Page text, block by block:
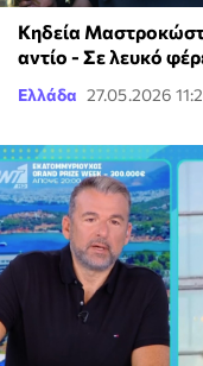
Κηδεία
αντίο - Σε λευκό
Ελλάδα 27.05.2026